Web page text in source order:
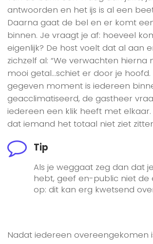
antwoorden en het ijs is al een
Daarna gaat de bel en er komt
binnen. Je vraagt je af: hoeveel
eigenlijk? De host voelt dat al aan
zichzelf al: “We verwachten hierna
mooi getal…schiet er door je hoofd.
gegeven moment is iedereen
geacclimatiseerd, de gastheer
iedereen een klik heeft met elkaar.
dat iemand het totaal niet ziet
Tip
Als je weggaat zeg dan dat
hebt, geef en-public niet de
op: dit kan erg kwetsend
Nadat iedereen overeengekomen